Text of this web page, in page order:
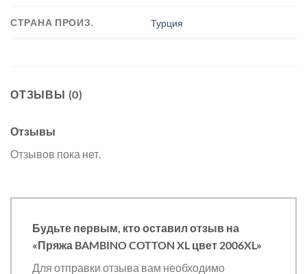
СТРАНА ПРОИЗ. Турция
ОТЗЫВЫ (0)
Отзывы
Отзывов пока нет.
Будьте первым, кто оставил отзыв на
«Пряжа BAMBINO COTTON XL цвет 2006XL»
Для отправки отзыва вам необходимо